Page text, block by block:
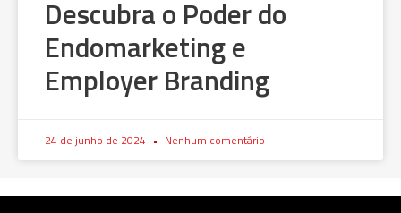
Descubra o Poder do
Endomarketing e
Employer Branding
24 de junho de 2024 Nenhum comentário